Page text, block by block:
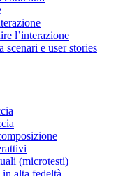
l’interazione
scenari e user stories
(microtesti)
alta fedeltà